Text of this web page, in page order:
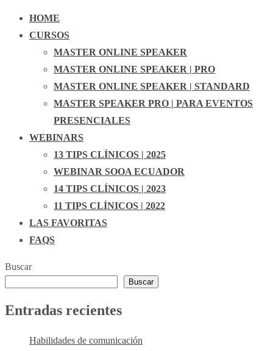
HOME
CURSOS
MASTER ONLINE SPEAKER
MASTER ONLINE SPEAKER | PRO
MASTER ONLINE SPEAKER | STANDARD
MASTER SPEAKER PRO | PARA EVENTOS
PRESENCIALES
WEBINARS
13 TIPS CLÍNICOS | 2025
WEBINAR SOOA ECUADOR
14 TIPS CLÍNICOS | 2023
11 TIPS CLÍNICOS | 2022
LAS FAVORITAS
FAQS
Buscar
Buscar
Entradas recientes
Habilidades de comunicación